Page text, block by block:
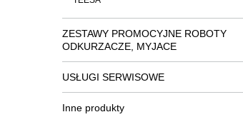
ZESTAWY PROMOCYJNE ROBOTY
ODKURZACZE, MYJACE
USŁUGI SERWISOWE
Inne produkty